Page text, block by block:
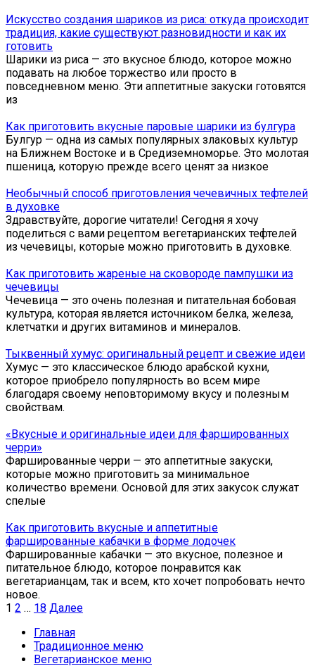
Искусство создания шариков из риса: откуда происходит
традиция, какие существуют разновидности и как их
готовить
Шарики из риса — это вкусное блюдо, которое можно
подавать на любое торжество или просто в
повседневном меню. Эти аппетитные закуски готовятся
из
Как приготовить вкусные паровые шарики из булгура
Булгур — одна из самых популярных злаковых культур
на Ближнем Востоке и в Средиземноморье. Это молотая
пшеница, которую прежде всего ценят за низкое
Необычный способ приготовления чечевичных тефтелей
в духовке
Здравствуйте, дорогие читатели! Сегодня я хочу
поделиться с вами рецептом вегетарианских тефтелей
из чечевицы, которые можно приготовить в духовке.
Как приготовить жареные на сковороде пампушки из
чечевицы
Чечевица — это очень полезная и питательная бобовая
культура, которая является источником белка, железа,
клетчатки и других витаминов и минералов.
Тыквенный хумус: оригинальный рецепт и свежие идеи
Хумус — это классическое блюдо арабской кухни,
которое приобрело популярность во всем мире
благодаря своему неповторимому вкусу и полезным
свойствам.
«Вкусные и оригинальные идеи для фаршированных
черри»
Фаршированные черри — это аппетитные закуски,
которые можно приготовить за минимальное
количество времени. Основой для этих закусок служат
спелые
Как приготовить вкусные и аппетитные
фаршированные кабачки в форме лодочек
Фаршированные кабачки — это вкусное, полезное и
питательное блюдо, которое понравится как
вегетарианцам, так и всем, кто хочет попробовать нечто
новое.
Пагинация
1 2 … 18 Далее
Главная
Традиционное меню
Вегетарианское меню